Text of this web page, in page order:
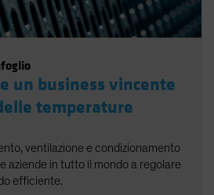
un business vincente
temperature
ventilazione e condizionamento
aziende in tutto il mondo a regolare
efficiente.